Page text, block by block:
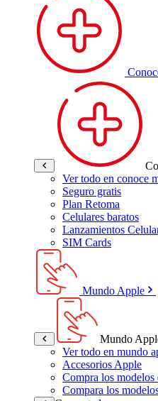
Ver todo en conoce
Seguro gratis
Plan Retoma
Celulares baratos
Lanzamientos
SIM Cards
Mundo Apple
Mundo
Ver todo en mundo
Accesorios Apple
Compra los modelos
Compara los